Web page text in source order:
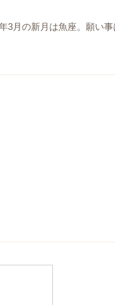
3月の新月は魚座。願い